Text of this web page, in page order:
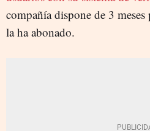
compañía dispone de 3
la ha abonado.